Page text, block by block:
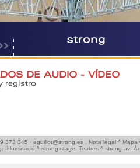
DE AUDIO - VÍDEO
registro
373 345 · eguillot@strong.es Nota legal ^ Mapa
Il·luminació ^ strong stage: Teatres ^ strong av: